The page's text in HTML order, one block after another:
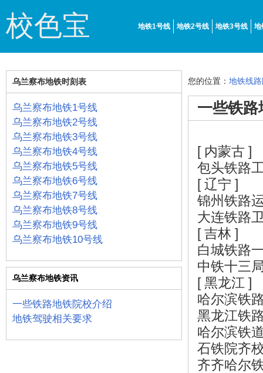
校色宝 地铁1号线 地铁2号线 地铁3号线 地
乌兰察布地铁时刻表
乌兰察布地铁1号线
乌兰察布地铁2号线
乌兰察布地铁3号线
乌兰察布地铁4号线
乌兰察布地铁5号线
乌兰察布地铁6号线
乌兰察布地铁7号线
乌兰察布地铁8号线
乌兰察布地铁9号线
乌兰察布地铁10号线
乌兰察布地铁资讯
一些铁路地铁院校介绍
地铁驾驶相关要求
您的位置： 地铁线
一些铁路
[ 内蒙古 ]
包头铁路
[ 辽宁 ]
锦州铁路
大连铁路
[ 吉林 ]
白城铁路
中铁十三
[ 黑龙江 ]
哈尔滨铁
黑龙江铁
哈尔滨铁
石铁院齐
齐齐哈尔